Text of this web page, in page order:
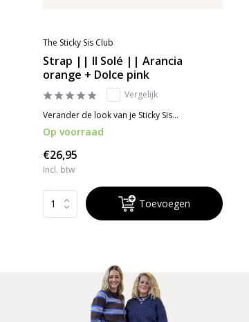
The Sticky Sis Club
Strap || Il Solé || Arancia
orange + Dolce pink
Vergelijk
Verander de look van je Sticky Sis...
Op voorraad
€26,95
Incl. btw
Toevoegen